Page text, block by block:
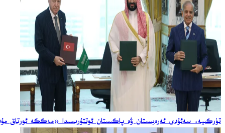
تۈركىيە، سەئۇدى ئەرەبىستان ۋە پاكىستان ئوتتۇرىسىدا «مەككە ئورتاق